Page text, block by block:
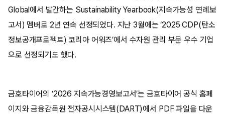
Global에서 발간하는 Sustainability Yearbook(지속가능성 연례보
고서) 멤버로 2년 연속 선정되었다. 지난 3월에는 ‘2025 CDP(탄소
정보공개프로젝트) 코리아 어워즈’에서 수자원 관리 부문 우수 기업
으로 선정되기도 했다.
금호타이어의 ‘2026 지속가능경영보고서’는 금호타이어 공식 홈페
이지와 금융감독원 전자공시시스템(DART)에서 PDF 파일을 다운